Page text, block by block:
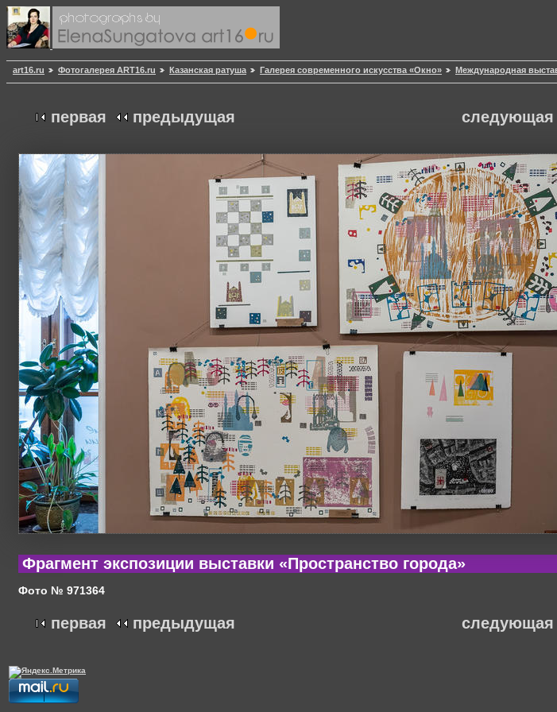
art16.ru Фотогалерея ART16.ru Казанская ратуша Галерея современного искусства «Окно» Международная
следующая
первая предыдущая
Фрагмент экспозиции выставки «Пространство города»
Фото № 971364
следующая
первая предыдущая